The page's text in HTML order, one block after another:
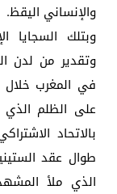
والإنساني اليقظ.
وبتلك السجايا
وتقدير من لدن
في المغرب خلال
على الظلم الذي
بالاتحاد
طوال عقد
الذي ملأ